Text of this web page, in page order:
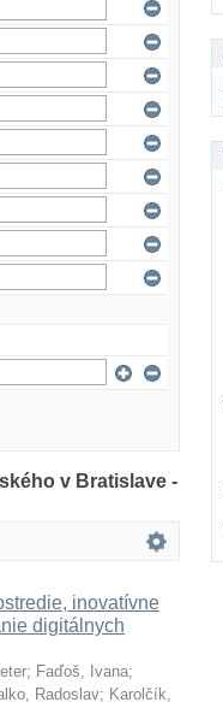
v Bratislave -
inovatívne
digitálnych
; Faďoš, Ivana;
Radoslav; Karolčík,